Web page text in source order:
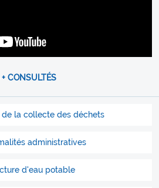
CONSULTÉS
de la collecte des déchets
administratives
d'eau potable